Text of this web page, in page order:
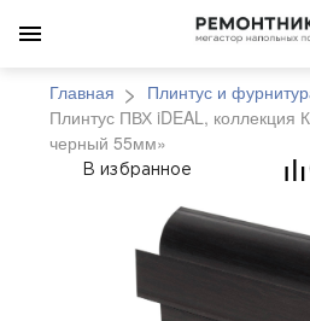
Главная
Плинтус и
Плинтус ПВХ iDEAL, коллекция
черный 55мм»
Плинтус
В избранное